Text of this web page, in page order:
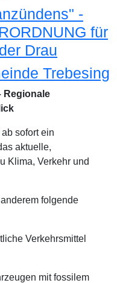
-
für
Drau
Trebesing
Regionale
sofort ein
aktuelle,
Klima, Verkehr und
folgende
Verkehrsmittel
mit fossilem